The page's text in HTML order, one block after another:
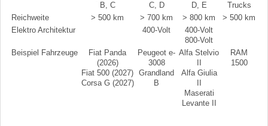
B, C
C, D
D, E
Trucks
Reichweite
> 500 km > 700 km > 800 km
> 500 km
Elektro Architektur
400-Volt
400-Volt
800-Volt
Beispiel Fahrzeuge
Fiat Panda
(2026)
Fiat 500 (2027)
Corsa G (2027)
Peugeot e-
3008
Grandland
B
Alfa Stelvio
Alfa Giulia
Maserati
Levante II
RAM
1500